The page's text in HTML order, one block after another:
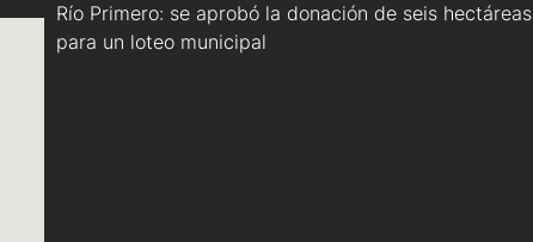
Río Primero: se aprobó la donación de seis hectáreas
para un loteo municipal